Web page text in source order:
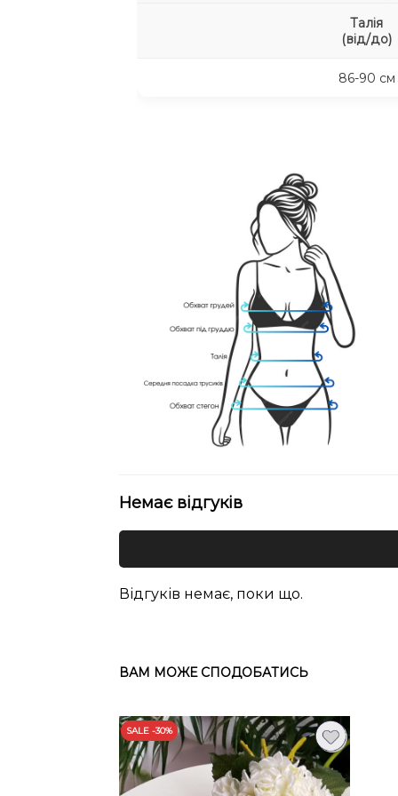
Талія
(від/до)
86-90 см
Немає відгуків
Відгуків немає, поки що.
ВАМ МОЖЕ СПОДОБАТИСЬ
SALE -30%